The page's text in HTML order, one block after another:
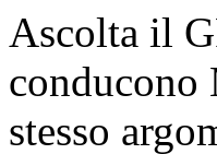
Ascolta il
conducono
stesso